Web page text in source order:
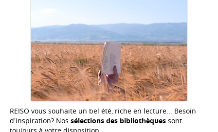
REISO vous souhaite un bel été, riche en lecture... Besoin
d'inspiration? Nos sélections des bibliothèques sont